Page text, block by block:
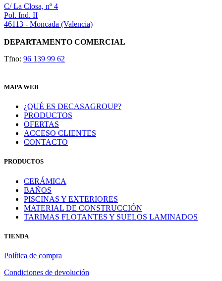
C/ La Closa, nº 4
Pol. Ind. II
46113 - Moncada (Valencia)
DEPARTAMENTO COMERCIAL
Tfno: 96 139 99 62
MAPA WEB
¿QUÉ ES DECASAGROUP?
PRODUCTOS
OFERTAS
ACCESO CLIENTES
CONTACTO
PRODUCTOS
CERÁMICA
BAÑOS
PISCINAS Y EXTERIORES
MATERIAL DE CONSTRUCCIÓN
TARIMAS FLOTANTES Y SUELOS LAMINADOS
TIENDA
Política de compra
Condiciones de devolución